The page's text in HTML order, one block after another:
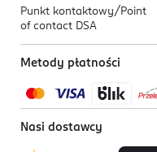
Punkt kontaktowy/ Point
of contact DSA
Metody płatności
Nasi dostawcy